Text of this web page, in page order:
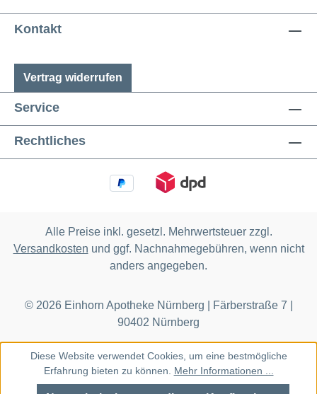
Kontakt
Vertrag widerrufen
Service
Rechtliches
Alle Preise inkl. gesetzl. Mehrwertsteuer zzgl.
Versandkosten und ggf. Nachnahmegebühren, wenn nicht
anders angegeben.
© 2026 Einhorn Apotheke Nürnberg | Färberstraße 7 |
90402 Nürnberg
Diese Website verwendet Cookies, um eine bestmögliche
Erfahrung bieten zu können. Mehr Informationen ...